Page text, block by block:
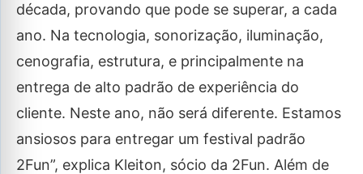
década, provando que pode se superar, a cada
ano. Na tecnologia, sonorização, iluminação,
cenografia, estrutura, e principalmente na
entrega de alto padrão de experiência do
cliente. Neste ano, não será diferente. Estamos
ansiosos para entregar um festival padrão
2Fun”, explica Kleiton, sócio da 2Fun. Além de